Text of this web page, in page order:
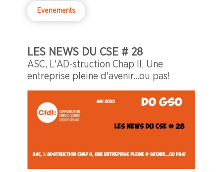
Evenements
LES NEWS DU CSE # 28
ASC, L'AD-struction Chap II, Une
entreprise pleine d'avenir...ou pas!